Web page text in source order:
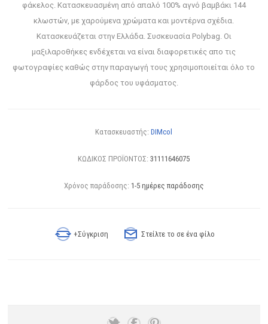
φάκελος. Κατασκευασμένη από απαλό 100% αγνό βαμβάκι 144
κλωστών, με χαρούμενα χρώματα και μοντέρνα σχέδια.
Κατασκευάζεται στην Ελλάδα. Συσκευασία Polybag. Οι
μαξιλαροθήκες ενδέχεται να είναι διαφορετικές απο τις
φωτογραφίες καθώς στην παραγωγή τους χρησιμοποιείται όλο το
φάρδος του υφάσματος.
Κατασκευαστής: DIMcol
ΚΩΔΙΚΟΣ ΠΡΟΪΟΝΤΟΣ: 31111646075
Χρόνος παράδοσης: 1-5 ημέρες παράδοσης
+Σύγκριση Στείλτε το σε ένα φίλο